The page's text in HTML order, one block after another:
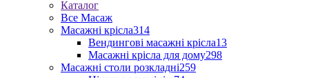
Каталог
Все Масаж
Масажні крісла314
Вендингові масажні крісла13
Масажні крісла для дому298
Масажні столи розкладні259